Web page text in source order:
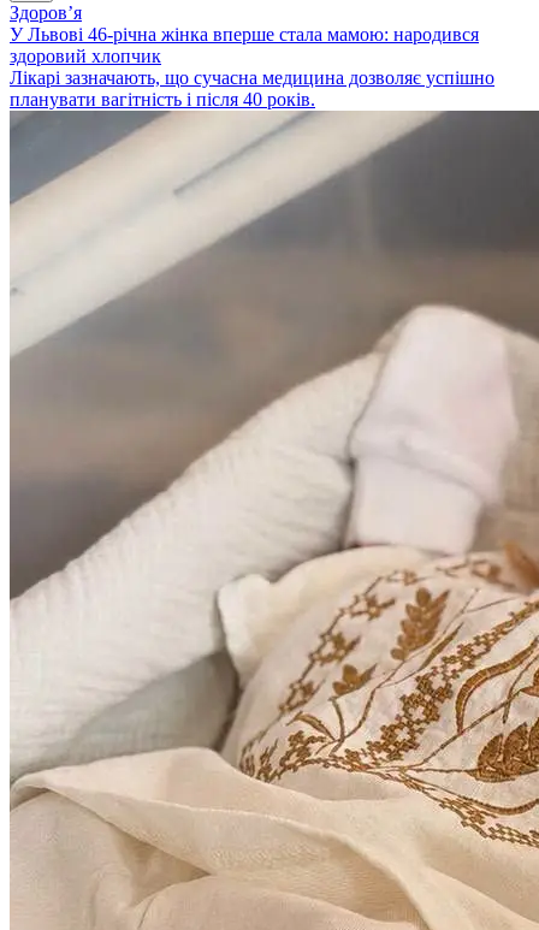
Здоровʼя
У Львові 46-річна жінка вперше стала мамою: народився
здоровий хлопчик
Лікарі зазначають, що сучасна медицина дозволяє успішно
планувати вагітність і після 40 років.